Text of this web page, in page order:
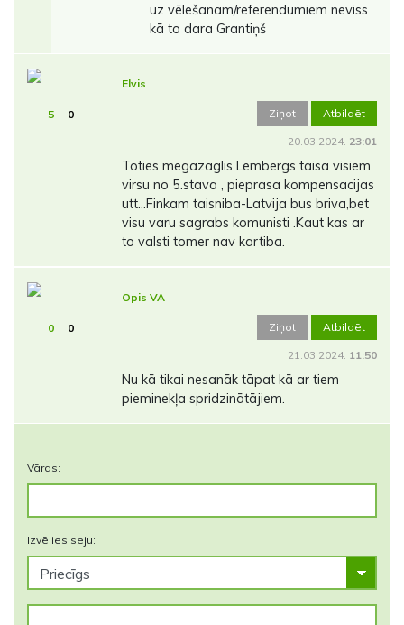
uz vēlešanam/referendumiem neviss
kā to dara Grantiņš
5 0
Elvis
Ziņot Atbildēt
20.03.2024. 23:01
Toties megazaglis Lembergs taisa visiem
virsu no 5.stava , pieprasa kompensacijas
utt...Finkam taisniba-Latvija bus briva,bet
visu varu sagrabs komunisti .Kaut kas ar
to valsti tomer nav kartiba.
0 0
Opis VA
Ziņot Atbildēt
21.03.2024. 11:50
Nu kā tikai nesanāk tāpat kā ar tiem
pieminekļa spridzinātājiem.
Vārds:
Izvēlies seju: